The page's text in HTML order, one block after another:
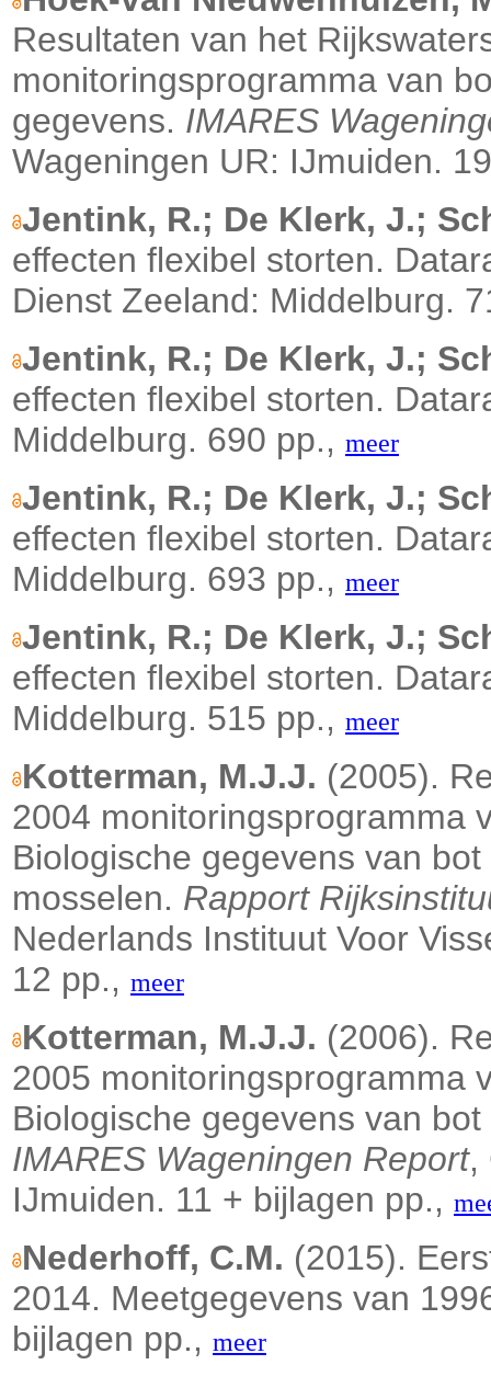
Resultaten van het
monitoringsprogramma van
gegevens. IMARES
Wageningen UR: IJmuiden.
Jentink, R.; De Klerk, J.;
effecten flexibel storten.
Dienst Zeeland: Middelburg.
Jentink, R.; De Klerk, J.;
effecten flexibel storten.
Middelburg. 690 pp., meer
Jentink, R.; De Klerk, J.;
effecten flexibel storten.
Middelburg. 693 pp., meer
Jentink, R.; De Klerk, J.;
effecten flexibel storten.
Middelburg. 515 pp., meer
Kotterman, M.J.J. (2005).
2004 monitoringsprogramma
Biologische gegevens van
mosselen. Rapport
Nederlands Instituut Voor
12 pp., meer
Kotterman, M.J.J. (2006).
2005 monitoringsprogramma
Biologische gegevens van
IMARES Wageningen Report,
IJmuiden. 11 + bijlagen pp.,
Nederhoff, C.M. (2015).
2014. Meetgegevens van
bijlagen pp., meer